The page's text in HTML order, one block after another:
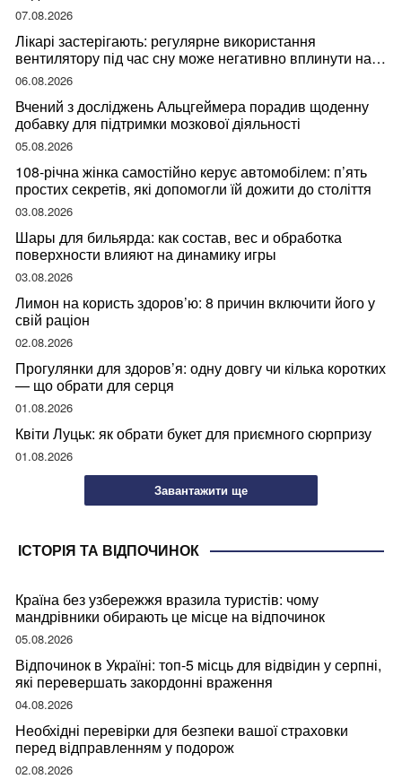
07.08.2026
Лікарі застерігають: регулярне використання
вентилятору під час сну може негативно вплинути на
ваше здоров’я
06.08.2026
Вчений з досліджень Альцгеймера порадив щоденну
добавку для підтримки мозкової діяльності
05.08.2026
108-річна жінка самостійно керує автомобілем: п’ять
простих секретів, які допомогли їй дожити до століття
03.08.2026
Шары для бильярда: как состав, вес и обработка
поверхности влияют на динамику игры
03.08.2026
Лимон на користь здоров’ю: 8 причин включити його у
свій раціон
02.08.2026
Прогулянки для здоров’я: одну довгу чи кілька коротких
— що обрати для серця
01.08.2026
Квіти Луцьк: як обрати букет для приємного сюрпризу
01.08.2026
Завантажити ще
ІСТОРІЯ ТА ВІДПОЧИНОК
Країна без узбережжя вразила туристів: чому
мандрівники обирають це місце на відпочинок
05.08.2026
Відпочинок в Україні: топ-5 місць для відвідин у серпні,
які перевершать закордонні враження
04.08.2026
Необхідні перевірки для безпеки вашої страховки
перед відправленням у подорож
02.08.2026